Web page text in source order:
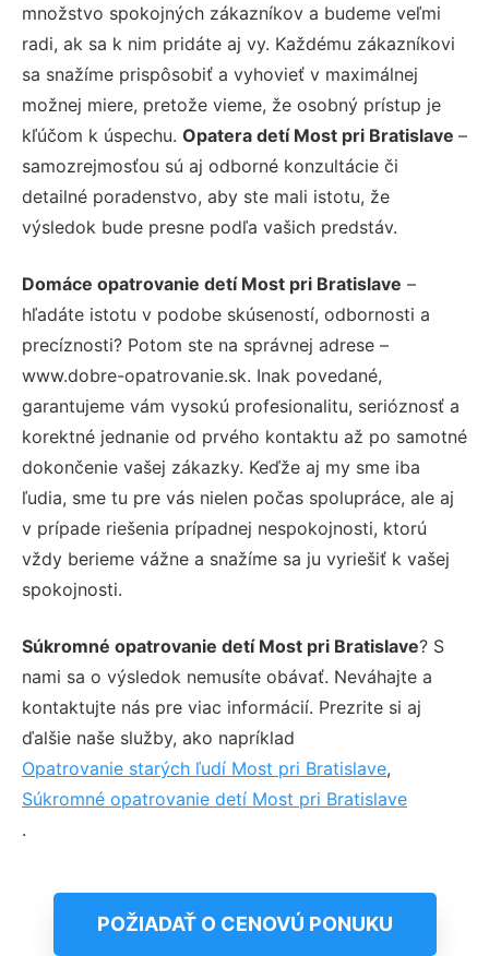
množstvo spokojných zákazníkov a budeme veľmi
radi, ak sa k nim pridáte aj vy. Každému zákazníkovi
sa snažíme prispôsobiť a vyhovieť v maximálnej
možnej miere, pretože vieme, že osobný prístup je
kľúčom k úspechu. Opatera detí Most pri Bratislave –
samozrejmosťou sú aj odborné konzultácie či
detailné poradenstvo, aby ste mali istotu, že
výsledok bude presne podľa vašich predstáv.
Domáce opatrovanie detí Most pri Bratislave –
hľadáte istotu v podobe skúseností, odbornosti a
precíznosti? Potom ste na správnej adrese –
www.dobre-opatrovanie.sk. Inak povedané,
garantujeme vám vysokú profesionalitu, serióznosť a
korektné jednanie od prvého kontaktu až po samotné
dokončenie vašej zákazky. Keďže aj my sme iba
ľudia, sme tu pre vás nielen počas spolupráce, ale aj
v prípade riešenia prípadnej nespokojnosti, ktorú
vždy berieme vážne a snažíme sa ju vyriešiť k vašej
spokojnosti.
Súkromné opatrovanie detí Most pri Bratislave? S
nami sa o výsledok nemusíte obávať. Neváhajte a
kontaktujte nás pre viac informácií. Prezrite si aj
ďalšie naše služby, ako napríklad
Opatrovanie starých ľudí Most pri Bratislave,
Súkromné opatrovanie detí Most pri Bratislave
.
POŽIADAŤ O CENOVÚ PONUKU